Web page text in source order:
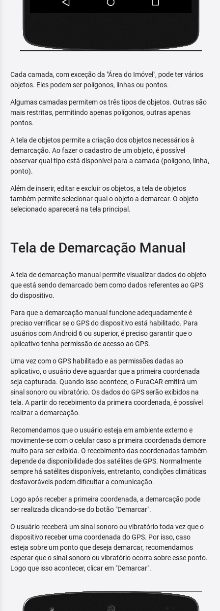
Cada camada, com exceção da "Área do Imóvel", pode ter vários
objetos. Eles podem ser polígonos, linhas ou pontos.
Algumas camadas permitem os três tipos de objetos. Outras são
mais restritas, permitindo apenas polígonos, outras apenas
pontos.
A tela de objetos permite a criação dos objetos necessários à
demarcação. Ao fazer o cadastro de um objeto, é possível
observar qual tipo está disponível para a camada (polígono, linha,
ponto).
Além de inserir, editar e excluir os objetos, a tela de objetos
também permite selecionar qual o objeto a demarcar. O objeto
selecionado aparecerá na tela principal.
Tela de Demarcação Manual
A tela de demarcação manual permite visualizar dados do objeto
que está sendo demarcado bem como dados referentes ao GPS
do dispositivo.
Para que a demarcação manual funcione adequadamente é
preciso verrificar se o GPS do dispositivo está habilitado. Para
usuários com Android 6 ou superior, é preciso garantir que o
aplicativo tenha permissão de acesso ao GPS.
Uma vez com o GPS habilitado e as permissões dadas ao
aplicativo, o usuário deve aguardar que a primeira coordenada
seja capturada. Quando isso acontece, o FuraCAR emitirá um
sinal sonoro ou vibratório. Os dados do GPS serão exibidos na
tela. A partir do recebimento da primeira coordenada, é possível
realizar a demarcação.
Recomendamos que o usuário esteja em ambiente externo e
movimente-se com o celular caso a primeira coordenada demore
muito para ser exibida. O recebimento das coordenadas também
depende da disponibilidade dos satélites de GPS. Normalmente
sempre há satélites disponíveis, entretanto, condições climáticas
desfavoráveis podem dificultar a comunicação.
Logo após receber a primeira coordenada, a demarcação pode
ser realizada clicando-se do botão "Demarcar".
O usuário receberá um sinal sonoro ou vibratório toda vez que o
dispositivo receber uma coordenada do GPS. Por isso, caso
esteja sobre um ponto que deseja demarcar, recomendamos
esperar que o sinal sonoro ou vibratório ocorra sobre esse ponto.
Logo que isso acontecer, clicar em "Demarcar".